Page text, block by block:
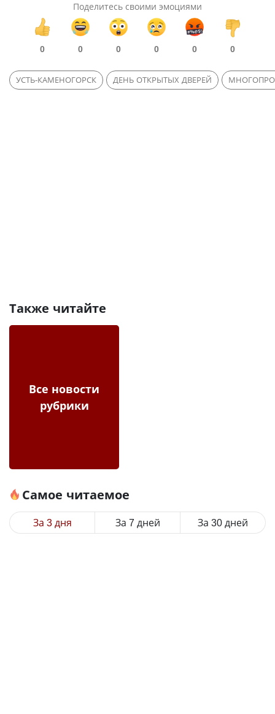
Поделитесь своими эмоциями
0 0 0 0 0 0
УСТЬ-КАМЕНОГОРСК ДЕНЬ ОТКРЫТЫХ ДВЕРЕЙ
Также читайте
Все новости
рубрики
Самое читаемое
За 3 дня За 7 дней За 30 дней